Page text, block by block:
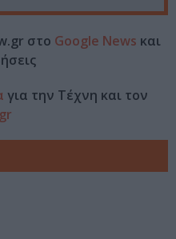
στο Google News και
για την Τέχνη και τον